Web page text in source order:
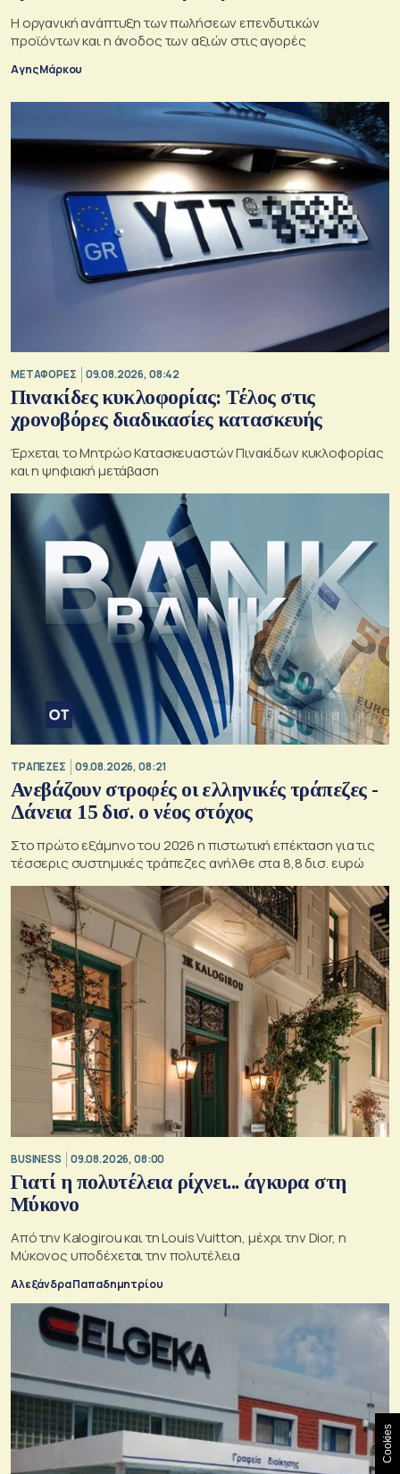
Η οργανική ανάπτυξη των πωλήσεων επενδυτικών
προϊόντων και η άνοδος των αξιών στις αγορές
Αγης Μάρκου
ΜΕΤΑΦΟΡΕΣ 09.08.2026, 08:42
Πινακίδες κυκλοφορίας: Τέλος στις
χρονοβόρες διαδικασίες κατασκευής
Έρχεται το Μητρώο Κατασκευαστών Πινακίδων κυκλοφορίας
και η ψηφιακή μετάβαση
ΤΡΑΠΕΖΕΣ 09.08.2026, 08:21
Ανεβάζουν στροφές οι ελληνικές τράπεζες -
Δάνεια 15 δισ. ο νέος στόχος
Στο πρώτο εξάμηνο του 2026 η πιστωτική επέκταση για τις
τέσσερις συστημικές τράπεζες ανήλθε στα 8,8 δισ. ευρώ
BUSINESS 09.08.2026, 08:00
Γιατί η πολυτέλεια ρίχνει... άγκυρα στη
Μύκονο
Από την Kalogirou και τη Louis Vuitton, μέχρι την Dior, η
Μύκονος υποδέχεται την πολυτέλεια
Αλεξάνδρα Παπαδημητρίου
Cookies